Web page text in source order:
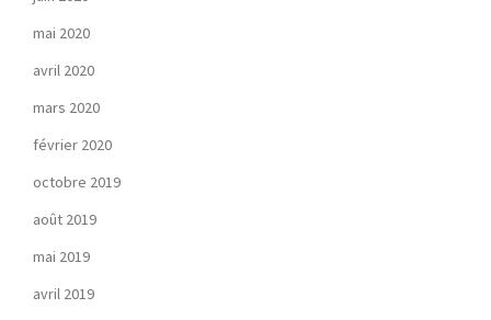
mai 2020
avril 2020
mars 2020
février 2020
octobre 2019
août 2019
mai 2019
avril 2019